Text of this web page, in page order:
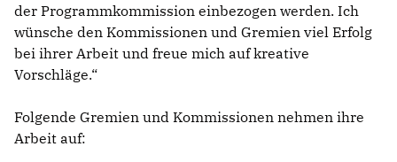
der Programmkommission einbezogen werden. Ich
wünsche den Kommissionen und Gremien viel Erfolg
bei ihrer Arbeit und freue mich auf kreative
Vorschläge.“
Folgende Gremien und Kommissionen nehmen ihre
Arbeit auf: